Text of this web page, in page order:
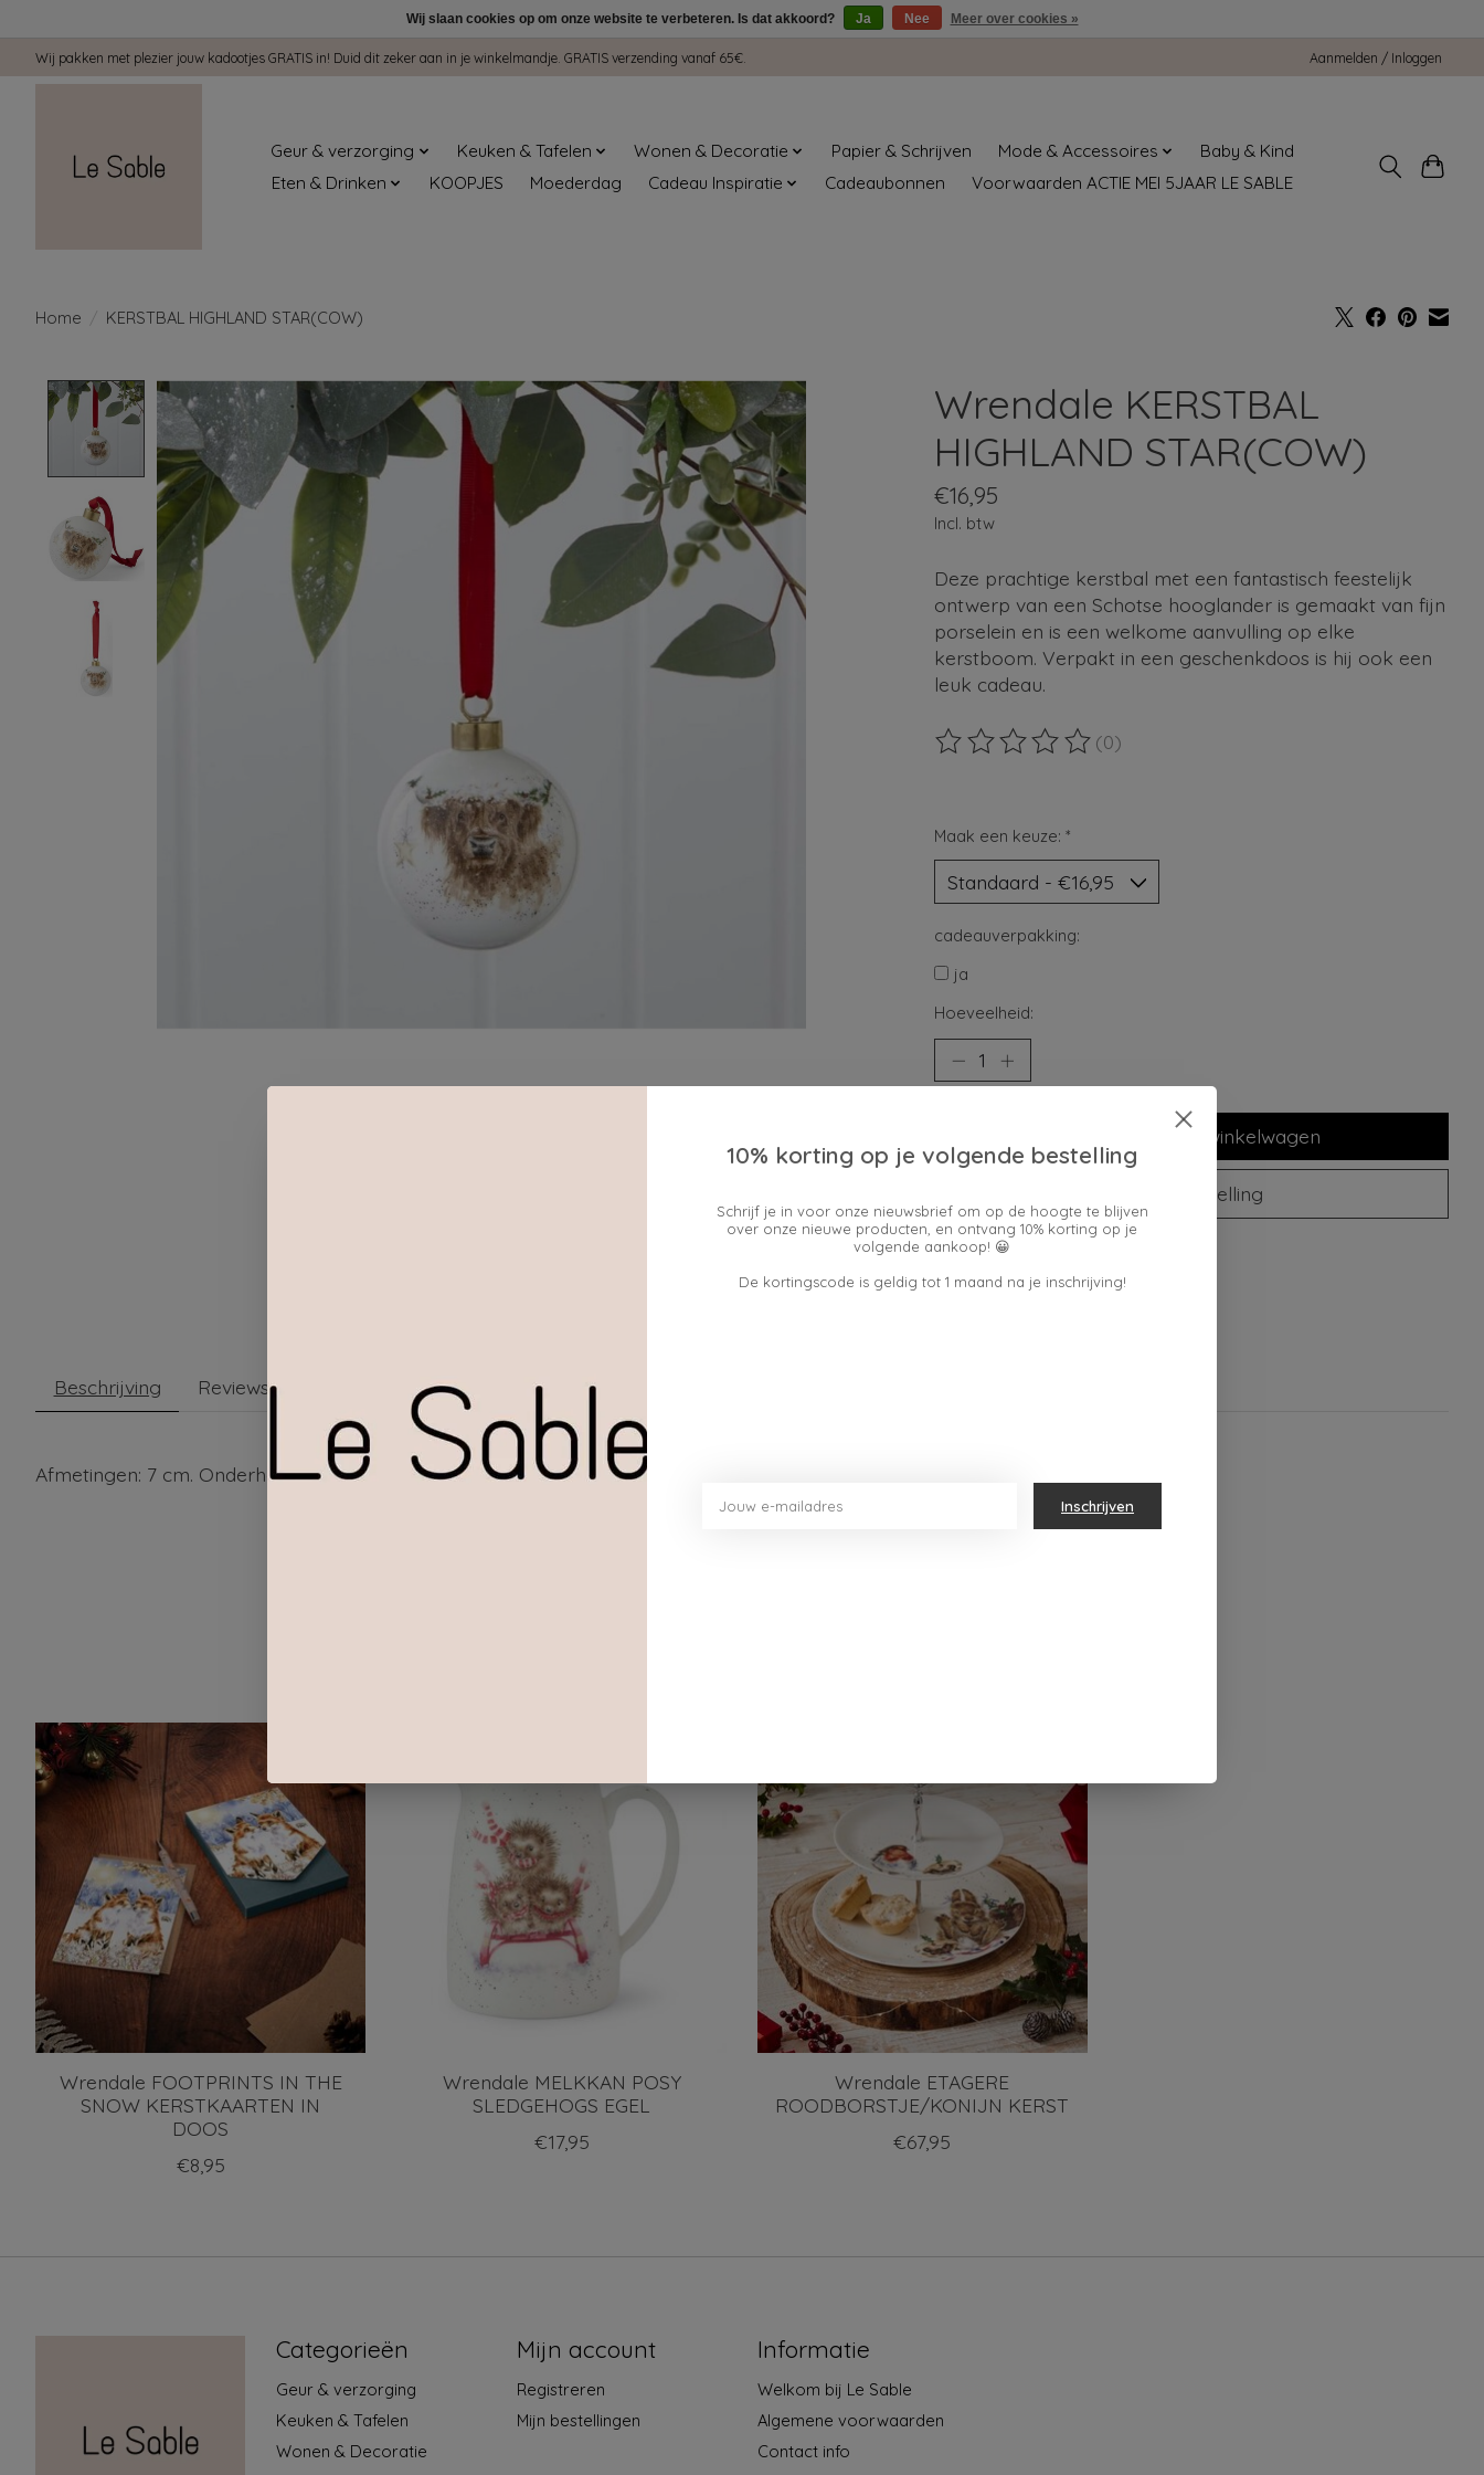
Wij pakken met plezier jouw kadootjes GRATIS in! Duid dit zeker aan in je winkelmandje. GRATIS verzending vanaf 65€. Aanmelden / Inloggen
Geur & verzorging Keuken & Tafelen Wonen & Decoratie Papier & Schrijven Mode & Accessoires
Baby & Kind
Eten & Drinken
KOOPJES Moederdag Cadeau Inspiratie Cadeaubonnen Voorwaarden ACTIE MEI 5JAAR LE SABLE
Home / KERSTBAL HIGHLAND STAR(COW)
Product image slideshow Items
Wrendale KERSTBAL
HIGHLAND STAR(COW)
€16,95
Incl. btw
Deze prachtige kerstbal met een fantastisch feestelijk
ontwerp van een Schotse hooglander is gemaakt van fijn
porselein en is een welkome aanvulling op elke
kerstboom. Verpakt in een geschenkdoos is hij ook een
leuk cadeau.
De beoordeling van dit product is
(0)
Maak een keuze: *
cadeauverpakking:
ja
Hoeveelheid:
Toevoegen aan winkelwagen
Plaats bestelling
Toevoegen om te vergelijken
Beschrijving Reviews (0)
Afmetingen: 7 cm. Onderhoud: Afnemen met een vochtige doek.
Items van productcarrousel
Wrendale FOOTPRINTS IN THE
SNOW KERSTKAARTEN IN
DOOS
€8,95
Wrendale MELKKAN POSY
SLEDGEHOGS EGEL
€17,95
Wrendale ETAGERE
ROODBORSTJE/KONIJN KERST
€67,95
Categorieën
Geur & verzorging
Keuken & Tafelen
Wonen & Decoratie
Mijn account
Registreren
Mijn bestellingen
Informatie
Welkom bij Le Sable
Algemene voorwaarden
Contact info
Wij slaan cookies op om onze website te verbeteren. Is dat akkoord? Ja Nee Meer over cookies »
10% korting op je volgende bestelling
Schrijf je in voor onze nieuwsbrief om op de hoogte te blijven
over onze nieuwe producten, en ontvang 10% korting op je
volgende aankoop! 😀
De kortingscode is geldig tot 1 maand na je inschrijving!
Inschrijven